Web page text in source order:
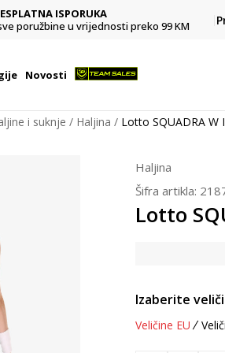
ISPORUKA
poružbine u vrijednosti preko 99 KM
Novosti
i suknje Haljina Lotto SQUADRA W
Haljina
Šifra artikla:
Lotto
Izaberite
Veličine EU